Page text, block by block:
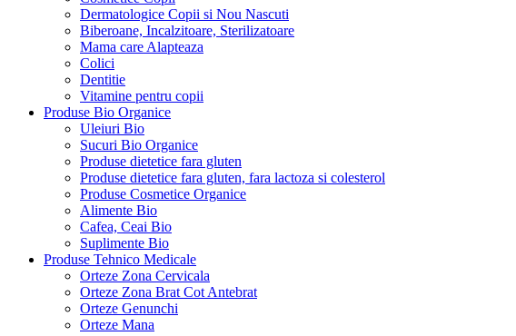
Dermatologice Copii si Nou Nascuti
Biberoane, Incalzitoare, Sterilizatoare
Mama care Alapteaza
Colici
Dentitie
Vitamine pentru copii
Produse Bio Organice
Uleiuri Bio
Sucuri Bio Organice
Produse dietetice fara gluten
Produse dietetice fara gluten, fara lactoza si colesterol
Produse Cosmetice Organice
Alimente Bio
Cafea, Ceai Bio
Suplimente Bio
Produse Tehnico Medicale
Orteze Zona Cervicala
Orteze Zona Brat Cot Antebrat
Orteze Genunchi
Orteze Mana